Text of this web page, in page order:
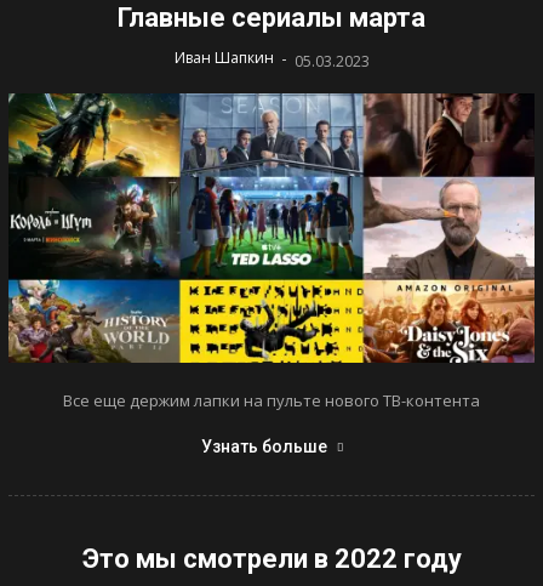
Главные сериалы марта
Иван Шапкин - 05.03.2023
Все еще держим лапки на пульте нового ТВ-контента
Узнать больше
Это мы смотрели в 2022 году